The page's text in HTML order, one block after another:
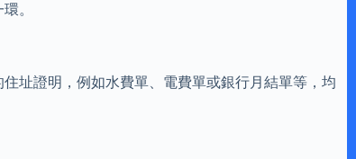
。
址證明，例如水費單、電費單或銀行月結單等，均